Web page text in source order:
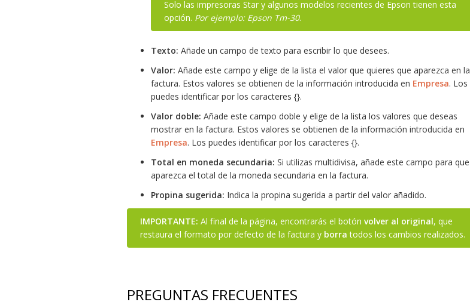
Solo las impresoras Star y algunos modelos recientes de Epson tienen esta
opción. Por ejemplo: Epson Tm-30.
Texto: Añade un campo de texto para escribir lo que desees.
Valor: Añade este campo y elige de la lista el valor que quieres que aparezca en la
factura. Estos valores se obtienen de la información introducida en Empresa. Los
puedes identificar por los caracteres {}.
Valor doble: Añade este campo doble y elige de la lista los valores que deseas
mostrar en la factura. Estos valores se obtienen de la información introducida en
Empresa. Los puedes identificar por los caracteres {}.
Total en moneda secundaria: Si utilizas multidivisa, añade este campo para que
aparezca el total de la moneda secundaria en la factura.
Propina sugerida: Indica la propina sugerida a partir del valor añadido.
IMPORTANTE: Al final de la página, encontrarás el botón volver al original, que
restaura el formato por defecto de la factura y borra todos los cambios realizados.
PREGUNTAS FRECUENTES